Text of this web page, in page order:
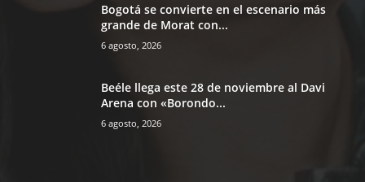
Bogotá se convierte en el escenario más
grande de Morat con...
6 agosto, 2026
Beéle llega este 28 de noviembre al Davi
Arena con «Borondo...
6 agosto, 2026